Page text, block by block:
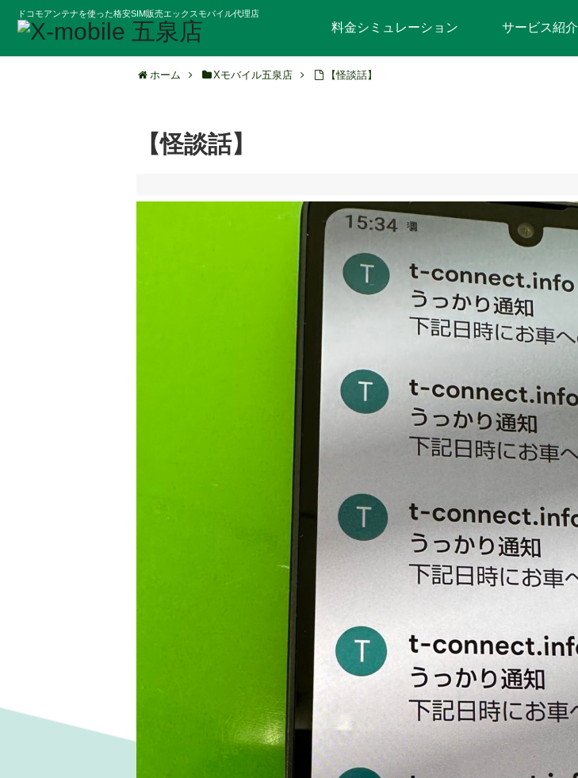
ドコモアンテナを使った格安SIM販売エックスモバイル代理店
料金シミュレーション サービス紹介
ホーム Xモバイル五泉店 【怪談話】
【怪談話】